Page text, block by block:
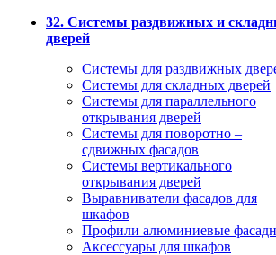
32. Системы раздвижных и
дверей
Системы для раздвижных
Системы для складных дверей
Системы для параллельного
открывания дверей
Системы для поворотно –
сдвижных фасадов
Системы вертикального
открывания дверей
Выравниватели фасадов для
шкафов
Профили алюминиевые
Аксессуары для шкафов